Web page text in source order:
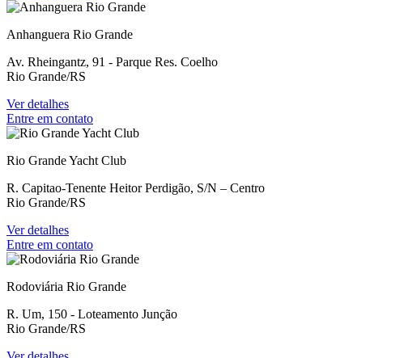
Anhanguera Rio Grande
Av. Rheingantz, 91 - Parque Res. Coelho
Rio Grande/RS
Ver detalhes
Entre em contato
Rio Grande Yacht Club
R. Capitao-Tenente Heitor Perdigão, S/N – Centro
Rio Grande/RS
Ver detalhes
Entre em contato
Rodoviária Rio Grande
R. Um, 150 - Loteamento Junção
Rio Grande/RS